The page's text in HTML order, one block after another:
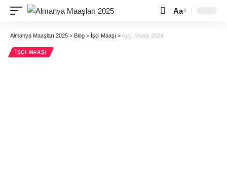
Aa
Almanya Maaşları 2025 > Blog > İşçi Maaşı >Aşçı Maaşı 2024
İŞÇI MAAŞI